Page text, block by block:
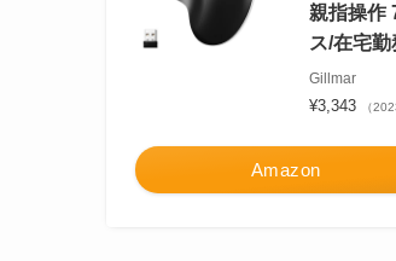
親指操作
ス/在宅
Gillmar
¥3,343 （
Amazon